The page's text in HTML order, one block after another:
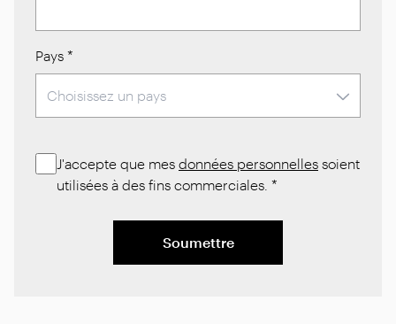
Pays *
J'accepte que mes données personnelles soient
utilisées à des fins commerciales. *
Soumettre